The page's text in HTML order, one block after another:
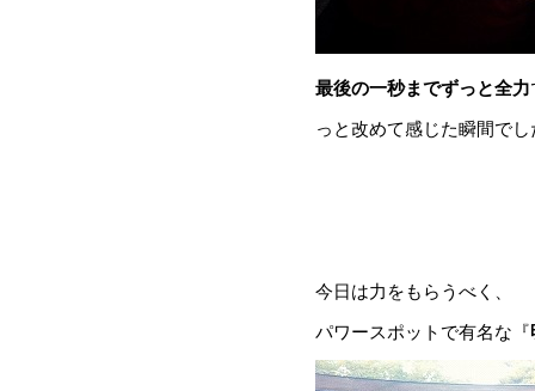
最後の一秒までずっと全力
っと改めて感じた瞬間で
今日は力をもらうべく、
パワースポットで有名な『